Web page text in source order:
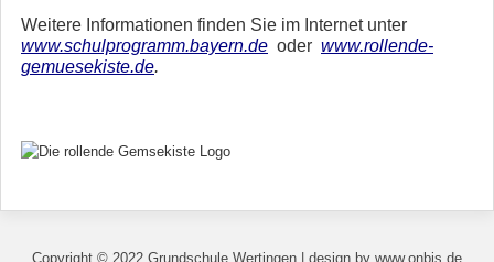
Weitere Informationen finden Sie im Internet unter
www.schulprogramm.bayern.de oder www.rollende-
gemuesekiste.de.
Copyright © 2022 Grundschule Wertingen | design by www.onbis.de